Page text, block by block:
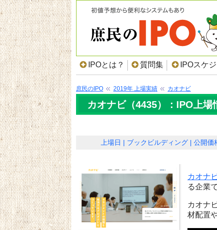
IPOとは？ 質問集 IPOスケ
庶民のIPO 2019年 上場実績 カオナビ
カオナビ（4435）：IPO上場
上場日 ブックビルディング 公開価
カオナ
る企業
カオナ
材配置